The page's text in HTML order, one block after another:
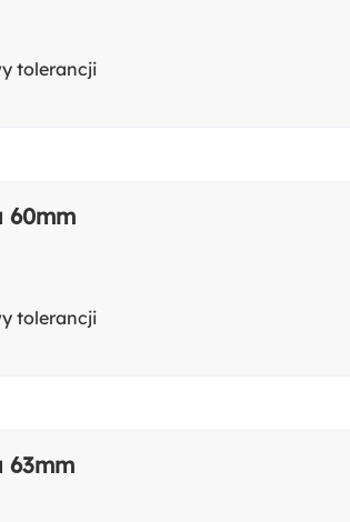
tolerancji
60mm
tolerancji
63mm